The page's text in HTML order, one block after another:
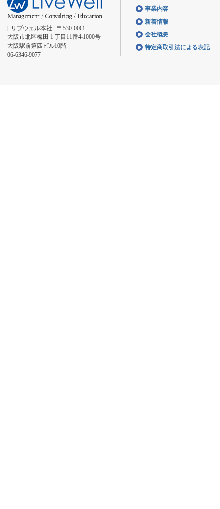
[ リブウェル本社 ] 〒530-0001
大阪市北区梅田 1 丁目11番4-1000号
大阪駅前第四ビル10階
06-6346-9077
事業内容
新着情報
会社概要
特定商取引法による表記